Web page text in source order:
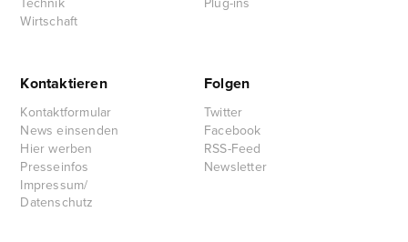
Technik
Wirtschaft
Plug-ins
Kontaktieren
Kontaktformular
News einsenden
Hier werben
Presseinfos
Impressum/
Datenschutz
Folgen
Twitter
Facebook
RSS-Feed
Newsletter